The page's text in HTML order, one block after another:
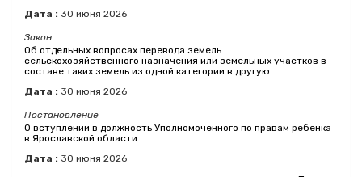
Дата : 30 июня 2026
Закон
Об отдельных вопросах перевода земель
сельскохозяйственного назначения или земельных участков в
составе таких земель из одной категории в другую
Дата : 30 июня 2026
Постановление
О вступлении в должность Уполномоченного по правам ребенка
в Ярославской области
Дата : 30 июня 2026